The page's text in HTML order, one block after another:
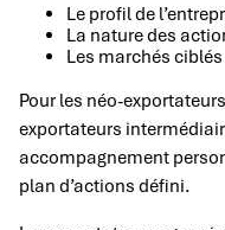
Le profil de
La nature des
Les marchés ciblés
Pour les néo-
exportateurs
accompagnement
plan d’actions défini.